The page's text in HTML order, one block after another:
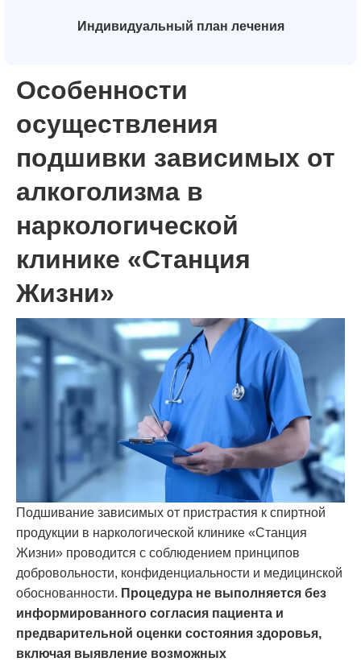
Индивидуальный план лечения
Особенности
осуществления
подшивки зависимых от
алкоголизма в
наркологической
клинике «Станция
Жизни»
Подшивание зависимых от пристрастия к спиртной
продукции в наркологической клинике «Станция
Жизни» проводится с соблюдением принципов
добровольности, конфиденциальности и медицинской
обоснованности. Процедура не выполняется без
информированного согласия пациента и
предварительной оценки состояния здоровья,
включая выявление возможных